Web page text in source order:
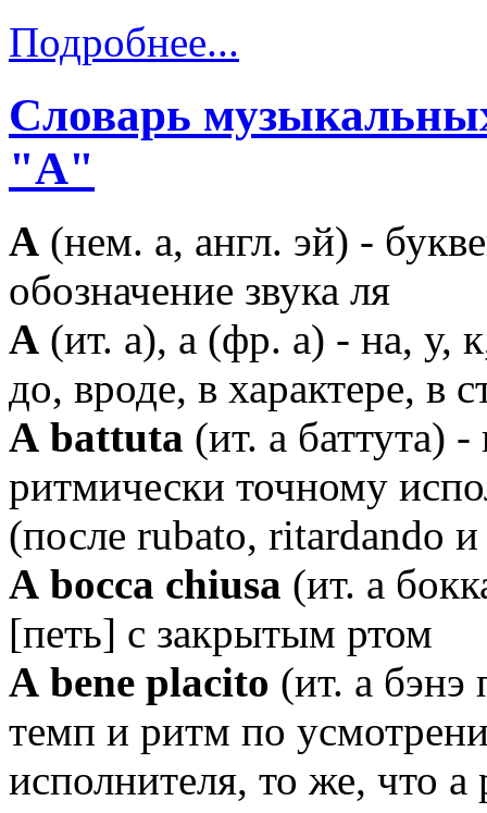
Подробнее...
Словарь
"A"
А (нем. а, англ. эй) -
обозначение звука ля
А (ит. а), а (фр. а) - на, у,
до, вроде, в характере, в
А battuta (ит. а баттута) -
ритмически точному
(после rubato, ritardando и
А bocca chiusa (ит. а
[петь] с закрытым ртом
А bene placito (ит. а бэнэ
темп и ритм по
исполнителя, то же, что a